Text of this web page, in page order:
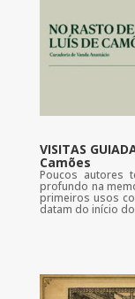
VISITAS
Camões
Poucos autores
profundo na
primeiros usos
datam do início